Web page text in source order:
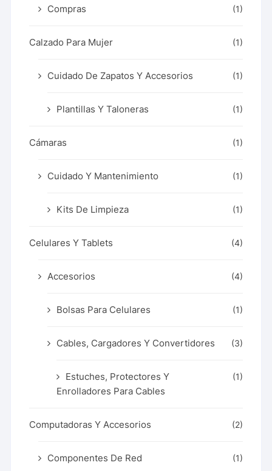
Compras (1)
Calzado Para Mujer (1)
Cuidado De Zapatos Y Accesorios (1)
Plantillas Y Taloneras (1)
Cámaras (1)
Cuidado Y Mantenimiento (1)
Kits De Limpieza (1)
Celulares Y Tablets (4)
Accesorios (4)
Bolsas Para Celulares (1)
Cables, Cargadores Y Convertidores (3)
Estuches, Protectores Y
Enrolladores Para Cables
(1)
Computadoras Y Accesorios (2)
Componentes De Red (1)